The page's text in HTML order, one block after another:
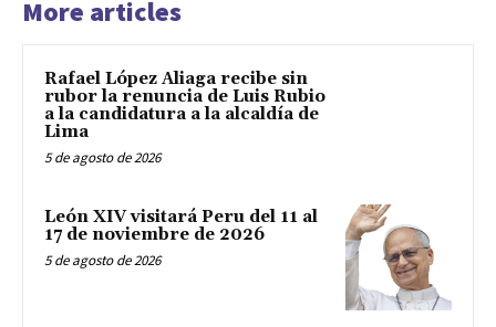
More articles
Rafael López Aliaga recibe sin
rubor la renuncia de Luis Rubio
a la candidatura a la alcaldía de
Lima
5 de agosto de 2026
León XIV visitará Peru del 11 al
17 de noviembre de 2026
5 de agosto de 2026